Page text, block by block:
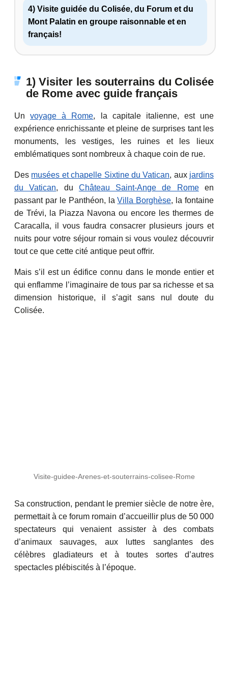
4) Visite guidée du Colisée, du Forum et du
Mont Palatin en groupe raisonnable et en
français!
1) Visiter les souterrains du Colisée
de Rome avec guide français
Unvoyage à Rome, la capitale italienne, est une
expérience enrichissante et pleine de surprises tant les
monuments, les vestiges, les ruines et les lieux
emblématiques sont nombreux à chaque coin de rue.
Des musées et chapelle Sixtine du Vatican, aux jardins
du Vatican, du Château Saint-Ange de Romeen
passant par le Panthéon, laVilla Borghèse, la fontaine
de Trévi, la Piazza Navona ou encore les thermes de
Caracalla, il vous faudra consacrer plusieurs jours et
nuits pour votre séjour romain si vous voulez découvrir
tout ce que cette cité antique peut offrir.
Mais s’il est un édifice connu dans le monde entier et
qui enflamme l’imaginaire de tous par sa richesse et sa
dimension historique, il s’agit sans nul doute du
Colisée.
Visite-guidee-Arenes-et-souterrains-colisee-Rome
Sa construction, pendant le premier siècle de notre ère,
permettait à ce forum romain d’accueillir plus de 50 000
spectateurs qui venaient assister à des combats
d’animaux sauvages, aux luttes sanglantes des
célèbres gladiateurs et à toutes sortes d’autres
spectacles plébiscités à l’époque.